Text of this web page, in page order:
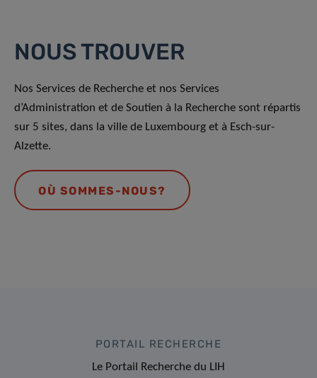
NOUS TROUVER
Nos Services de Recherche et nos Services
d’Administration et de Soutien à la Recherche sont répartis
sur 5 sites, dans la ville de Luxembourg et à Esch-sur-
Alzette.
OÙ SOMMES-NOUS?
PORTAIL RECHERCHE
Le Portail Recherche du LIH